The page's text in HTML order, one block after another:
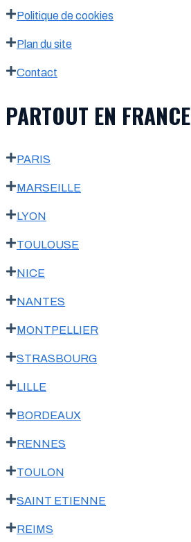
Politique de cookies
Plan du site
Contact
PARTOUT EN FRANCE
PARIS
MARSEILLE
LYON
TOULOUSE
NICE
NANTES
MONTPELLIER
STRASBOURG
LILLE
BORDEAUX
RENNES
TOULON
SAINT ETIENNE
REIMS